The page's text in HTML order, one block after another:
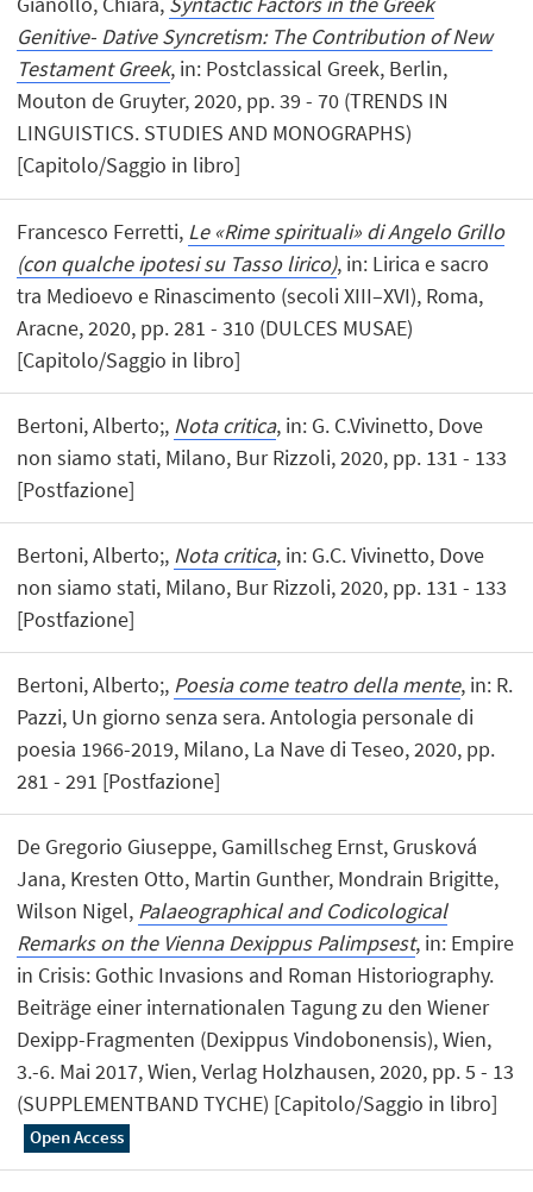
Genitive- Dative Syncretism: The Contribution of New
Testament Greek, in: Postclassical Greek, Berlin,
Mouton de Gruyter, 2020, pp. 39 - 70 (TRENDS IN
LINGUISTICS. STUDIES AND MONOGRAPHS)
[Capitolo/Saggio in libro]
Francesco Ferretti, Le «Rime spirituali» di Angelo Grillo
(con qualche ipotesi su Tasso lirico), in: Lirica e sacro
tra Medioevo e Rinascimento (secoli XIII–XVI), Roma,
Aracne, 2020, pp. 281 - 310 (DULCES MUSAE)
[Capitolo/Saggio in libro]
Bertoni, Alberto;, Nota critica, in: G. C.Vivinetto, Dove
non siamo stati, Milano, Bur Rizzoli, 2020, pp. 131 - 133
[Postfazione]
Bertoni, Alberto;, Nota critica, in: G.C. Vivinetto, Dove
non siamo stati, Milano, Bur Rizzoli, 2020, pp. 131 - 133
[Postfazione]
Bertoni, Alberto;, Poesia come teatro della mente, in: R.
Pazzi, Un giorno senza sera. Antologia personale di
poesia 1966-2019, Milano, La Nave di Teseo, 2020, pp.
281 - 291 [Postfazione]
De Gregorio Giuseppe, Gamillscheg Ernst, Grusková
Jana, Kresten Otto, Martin Gunther, Mondrain Brigitte,
Wilson Nigel, Palaeographical and Codicological
Remarks on the Vienna Dexippus Palimpsest, in: Empire
in Crisis: Gothic Invasions and Roman Historiography.
Beiträge einer internationalen Tagung zu den Wiener
Dexipp-Fragmenten (Dexippus Vindobonensis), Wien,
3.-6. Mai 2017, Wien, Verlag Holzhausen, 2020, pp. 5 - 13
(SUPPLEMENTBAND TYCHE) [Capitolo/Saggio in libro]
Open Access